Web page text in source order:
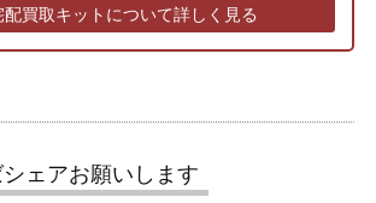
配買取キットについて詳しく見る
ェアお願いします